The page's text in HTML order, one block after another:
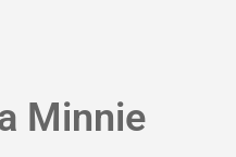
Minnie